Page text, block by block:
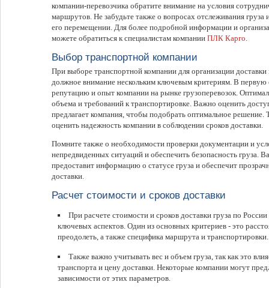
компании-перевозчика обратите внимание на условия
маршрутов. Не забудьте также о вопросах отслеживания
его перемещении. Для более подробной информации и
можете обратиться к специалистам компании ПЛК Карго.
Выбор транспортной компании
При выборе транспортной компании для организации доставки
должное внимание нескольким ключевым критериям. В первую
репутацию и опыт компании на рынке грузоперевозок.
объема и требований к транспортировке. Важно оценить
предлагает компания, чтобы подобрать оптимальное решение.
оценить надежность компании в соблюдении сроков доставки.
Помните также о необходимости проверки документации и
непредвиденных ситуаций и обеспечить безопасность груза.
предоставит информацию о статусе груза и обеспечит
доставки.
Расчет стоимости и сроков доставки
При расчете стоимости и сроков доставки груза по
ключевых аспектов. Один из основных критериев - это
преодолеть, а также специфика маршрута и транспортировки.
Также важно учитывать вес и объем груза, так как это
транспорта и цену доставки. Некоторые компании могут
зависимости от этих параметров.